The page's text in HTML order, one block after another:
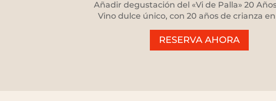
Añadir degustación del «Vi de Palla» 20 Años
Vino dulce único, con 20 años de crianza
RESERVA AHORA